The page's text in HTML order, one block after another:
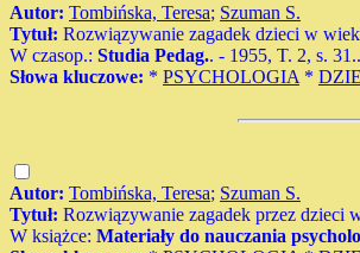
Autor: Tombińska, Teresa; Szuman S.
Tytuł: Rozwiązywanie zagadek dzieci w
W czasop.: Studia Pedag.. - 1955, T. 2, s. 31..
Słowa kluczowe: * PSYCHOLOGIA *
Autor: Tombińska, Teresa; Szuman S.
Tytuł: Rozwiązywanie zagadek przez dzieci
W książce: Materiały do nauczania